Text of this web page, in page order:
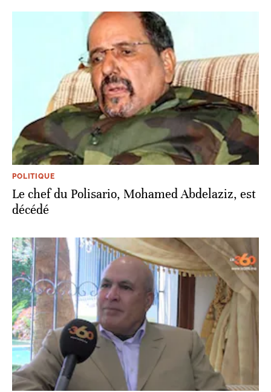
POLITIQUE
Le chef du Polisario, Mohamed Abdelaziz, est
décédé